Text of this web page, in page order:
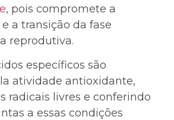
, pois compromete a
a transição da fase
reprodutiva.
específicos são
atividade antioxidante,
radicais livres e conferindo
a essas condições